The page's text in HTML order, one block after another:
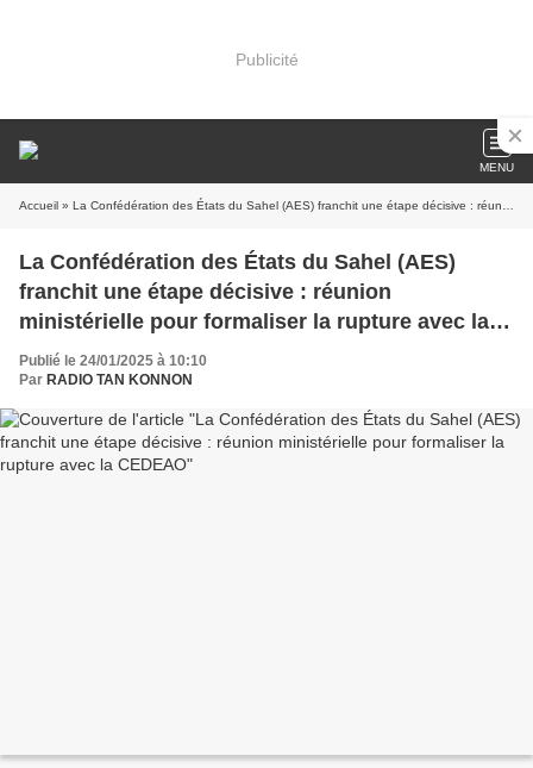
Publicité
MENU
Accueil » La Confédération des États du Sahel (AES) franchit une étape décisive : réunion ministérielle pour formaliser la rupture avec la CEDEAO
La Confédération des États du Sahel (AES)
franchit une étape décisive : réunion
ministérielle pour formaliser la rupture avec la
CEDEAO
Publié le 24/01/2025 à 10:10
Par RADIO TAN KONNON